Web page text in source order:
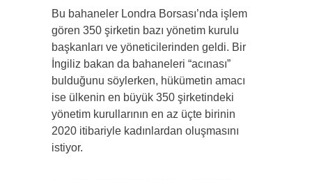
Bu bahaneler Londra Borsası’nda işlem
gören 350 şirketin bazı yönetim kurulu
başkanları ve yöneticilerinden geldi. Bir
İngiliz bakan da bahaneleri “acınası”
bulduğunu söylerken, hükümetin amacı
ise ülkenin en büyük 350 şirketindeki
yönetim kurullarının en az üçte birinin
2020 itibariyle kadınlardan oluşmasını
istiyor.